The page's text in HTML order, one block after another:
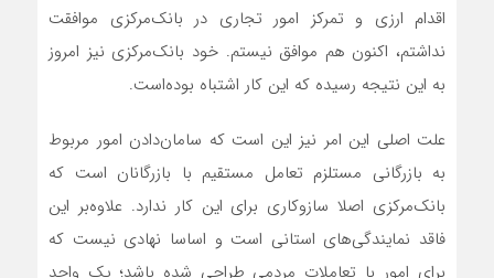
اقدام ارزی و تمرکز امور تجاری در بانک‌مرکزی موافقت
نداشتم، اکنون هم موافق نیستم. خود بانک‌مرکزی نیز امروز
به این نتیجه رسیده که این کار اشتباه بوده‌است.
علت اصلی این امر نیز این است که سامان‌دادن امور مربوط
به بازرگانی مستلزم تعامل مستقیم با بازرگانان است که
بانک‌مرکزی اصلا سازوکاری برای این کار ندارد. علاوه‌بر این
فاقد نمایندگی‌‌‌‌‌های استانی است و اساسا نهادی نیست که
برای امور با تعاملات مردمی طراحی شده باشد؛ یک واحد